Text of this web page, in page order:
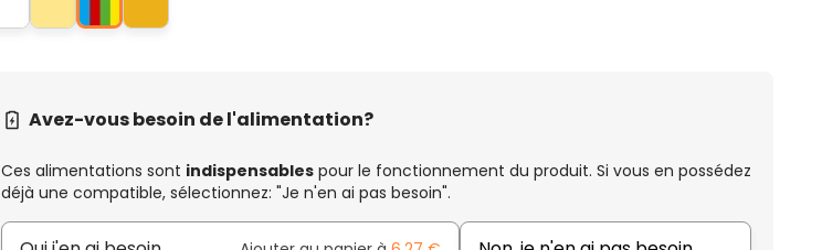
Avez-vous besoin de l'alimentation?
Ces alimentations sont indispensablespour le fonctionnement du produit. Si vous en possédez
déjà une compatible, sélectionnez: "Je n'en ai pas besoin".